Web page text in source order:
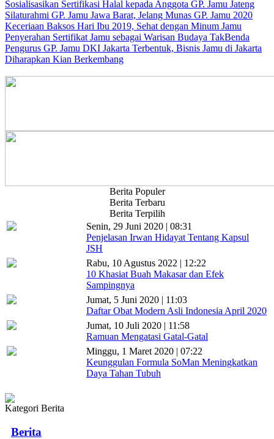
Sosialisasikan Sertifikasi Halal kepada Anggota GP. Jamu Jateng
Silaturahmi GP. Jamu Jawa Barat, Jelang Munas GP. Jamu 2020
Keceriaan Baksos Hari Ibu 2019, Sehat dengan Minum Jamu
Penyerahan Sertifikat Jamu sebagai Warisan Budaya TakBenda
Pengurus GP. Jamu DKI Jakarta Terbentuk, Bisnis Jamu di Jakarta
Diharapkan Kian Berkembang
Berita Populer
Berita Terbaru
Berita Terpilih
Senin, 29 Juni 2020 | 08:31
Penjelasan Irwan Hidayat Tentang Kapsul
JSH
Rabu, 10 Agustus 2022 | 12:22
10 Khasiat Buah Makasar dan Efek
Sampingnya
Jumat, 5 Juni 2020 | 11:03
Daftar Obat Modern Asli Indonesia April 2020
Jumat, 10 Juli 2020 | 11:58
Ramuan Mengatasi Gatal-Gatal
Minggu, 1 Maret 2020 | 07:22
Keunggulan Formula SoMan Meningkatkan
Daya Tahan Tubuh
Kategori Berita
Berita